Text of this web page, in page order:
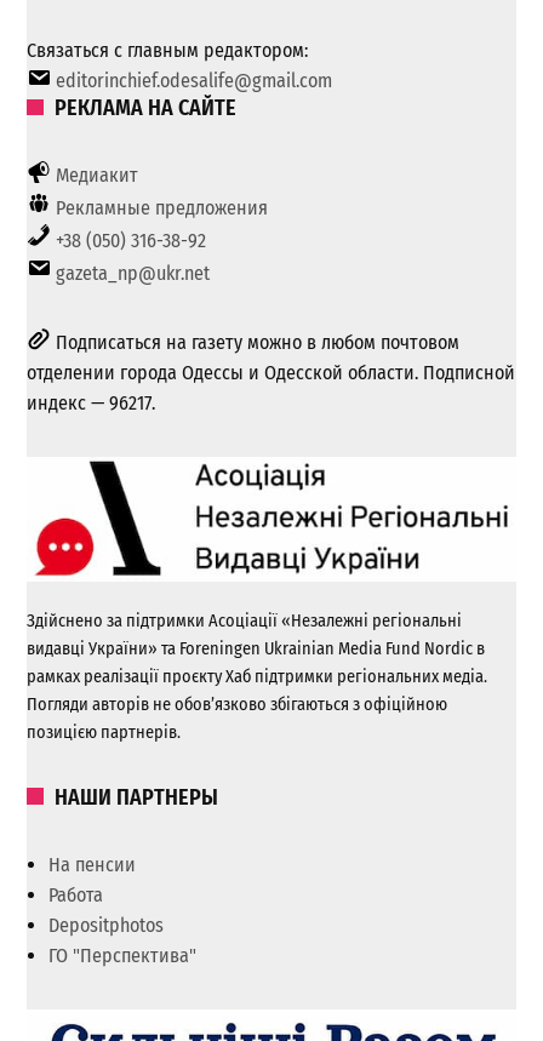
Связаться с главным редактором:
editorinchief.odesalife@gmail.com
РЕКЛАМА НА САЙТЕ
Медиакит
Рекламные предложения
+38 (050) 316-38-92
gazeta_np@ukr.net
Подписаться на газету можно в любом почтовом
отделении города Одессы и Одесской области. Подписной
индекс — 96217.
Здійснено за підтримки Асоціації «Незалежні регіональні
видавці України» та Foreningen Ukrainian Media Fund Nordic в
рамках реалізації проєкту Хаб підтримки регіональних медіа.
Погляди авторів не обов’язково збігаються з офіційною
позицією партнерів.
НАШИ ПАРТНЕРЫ
На пенсии
Работа
Depositphotos
ГО "Перспектива"